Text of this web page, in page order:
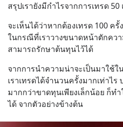
สรุปเรายังมีกำไรจากการเทรด 50
จะเห็นได้ว่าหากต้องเทรด 100 ค
ในกรณีที่เราวางขนาดหน้าตักควา
สามารถรักษาต้นทุนไว้ได้
จากการนำความน่าจะเป็นมาใช้ใ
เราเทรดได้จำนวนครั้งมากเท่าไร
มากกว่าขาดทุนเพียงเล็กน้อย ก็ทำ
ได้ จากตัวอย่างข้างต้น